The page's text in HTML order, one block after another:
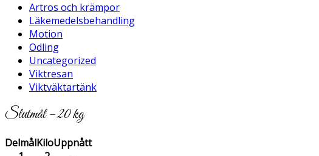
Artros och krämpor
Läkemedelsbehandling
Motion
Odling
Uncategorized
Viktresan
Viktväktartänk
Slutmål – 20 kg
DelmålKiloUppnått